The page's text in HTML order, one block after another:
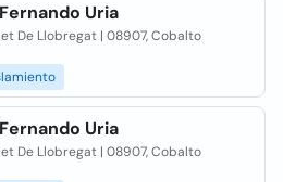
Uria
De Llobregat | 08907, Cobalto
Uria
De Llobregat | 08907, Cobalto